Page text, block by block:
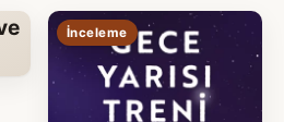
İnceleme